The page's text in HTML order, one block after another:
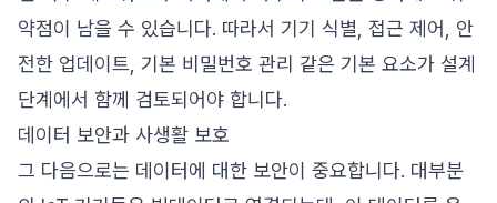
약점이 남을 수 있습니다. 따라서 기기 식별, 접근 제어, 안
전한 업데이트, 기본 비밀번호 관리 같은 기본 요소가 설계
단계에서 함께 검토되어야 합니다.
데이터 보안과 사생활 보호
그 다음으로는 데이터에 대한 보안이 중요합니다. 대부분